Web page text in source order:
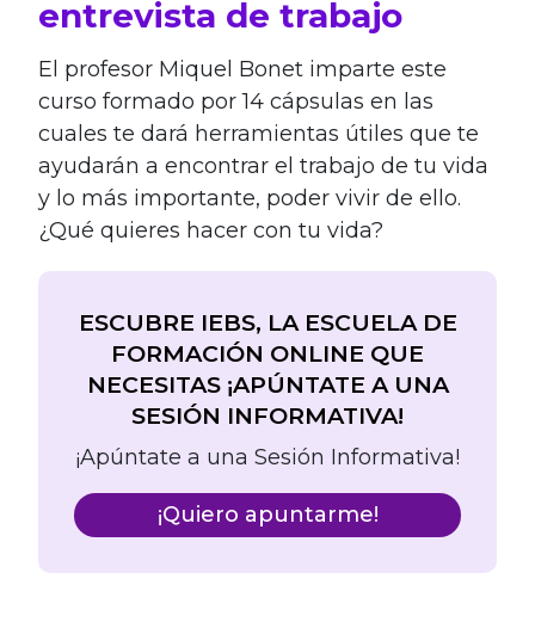
entrevista de trabajo
El profesor Miquel Bonet imparte este
curso formado por 14 cápsulas en las
cuales te dará herramientas útiles que te
ayudarán a encontrar el trabajo de tu vida
y lo más importante, poder vivir de ello.
¿Qué quieres hacer con tu vida?
ESCUBRE IEBS, LA ESCUELA DE
FORMACIÓN ONLINE QUE
NECESITAS ¡APÚNTATE A UNA
SESIÓN INFORMATIVA!
¡Apúntate a una Sesión Informativa!
¡Quiero apuntarme!